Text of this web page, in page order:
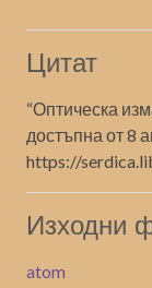
Цитат
“Оптическа
достъпна от 8
https://
Изходни
atom